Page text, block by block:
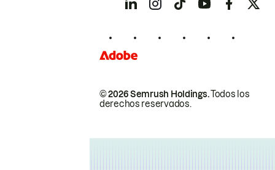
© 2026 Semrush Holdings.Todos los
derechos reservados.